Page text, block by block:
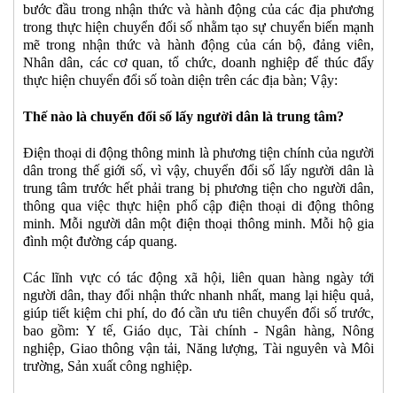
bước đầu trong nhận thức và hành động của các địa phương
trong thực hiện chuyển đổi số nhằm tạo sự chuyển biến mạnh
mẽ trong nhận thức và hành động của cán bộ, đảng viên,
Nhân dân, các cơ quan, tổ chức, doanh nghiệp để thúc đẩy
thực hiện chuyển đổi số toàn diện trên các địa bàn; Vậy:
Thế nào là chuyển đổi số lấy người dân là trung tâm?
Điện thoại di động thông minh là phương tiện chính của người
dân trong thế giới số, vì vậy, chuyển đổi số lấy người dân là
trung tâm trước hết phải trang bị phương tiện cho người dân,
thông qua việc thực hiện phổ cập điện thoại di động thông
minh. Mỗi người dân một điện thoại thông minh. Mỗi hộ gia
đình một đường cáp quang.
Các lĩnh vực có tác động xã hội, liên quan hàng ngày tới
người dân, thay đổi nhận thức nhanh nhất, mang lại hiệu quả,
giúp tiết kiệm chi phí, do đó cần ưu tiên chuyển đổi số trước,
bao gồm: Y tế, Giáo dục, Tài chính - Ngân hàng, Nông
nghiệp, Giao thông vận tải, Năng lượng, Tài nguyên và Môi
trường, Sản xuất công nghiệp.